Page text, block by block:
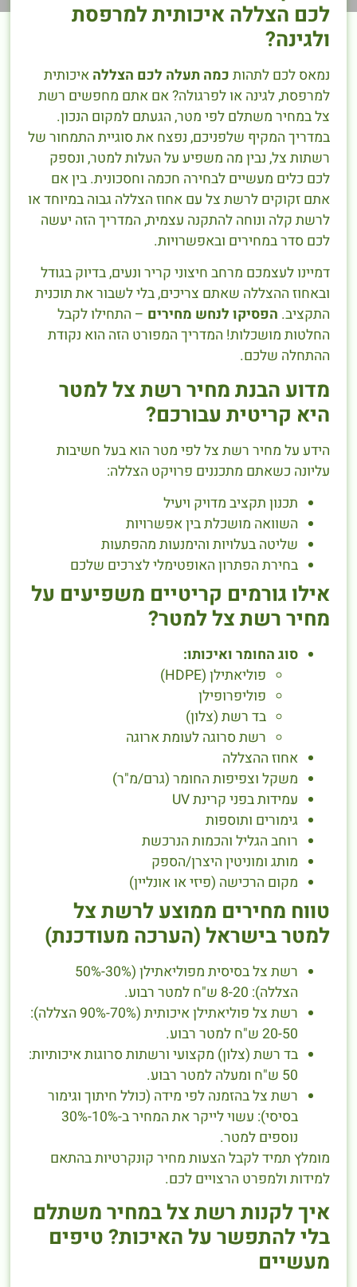
לכם הצללה איכותית למרפסת
ולגינה?
נמאס לכם לתהות כמה תעלה לכם הצללה איכותית
למרפסת, לגינה או לפרגולה? אם אתם מחפשים רשת
צל במחיר משתלם לפי מטר, הגעתם למקום הנכון.
במדריך המקיף שלפניכם, נפצח את סוגיית התמחור של
רשתות צל, נבין מה משפיע על העלות למטר, ונספק
לכם כלים מעשיים לבחירה חכמה וחסכונית. בין אם
אתם זקוקים לרשת צל עם אחוז הצללה גבוה במיוחד או
לרשת קלה ונוחה להתקנה עצמית, המדריך הזה יעשה
לכם סדר במחירים ובאפשרויות.
דמיינו לעצמכם מרחב חיצוני קריר ונעים, בדיוק בגודל
ובאחוז ההצללה שאתם צריכים, בלי לשבור את תוכנית
התקציב. הפסיקו לנחש מחירים – התחילו לקבל
החלטות מושכלות! המדריך המפורט הזה הוא נקודת
ההתחלה שלכם.
מדוע הבנת מחיר רשת צל למטר
היא קריטית עבורכם?
הידע על מחיר רשת צל לפי מטר הוא בעל חשיבות
עליונה כשאתם מתכננים פרויקט הצללה:
תכנון תקציב מדויק ויעיל
השוואה מושכלת בין אפשרויות
שליטה בעלויות והימנעות מהפתעות
בחירת הפתרון האופטימלי לצרכים שלכם
אילו גורמים קריטיים משפיעים על
מחיר רשת צל למטר?
סוג החומר ואיכותו:
פוליאתילן (HDPE)
פוליפרופילן
בד רשת (צלון)
רשת סרוגה לעומת ארוגה
אחוז ההצללה
משקל וצפיפות החומר (גרם/מ"ר)
עמידות בפני קרינת UV
גימורים ותוספות
רוחב הגליל והכמות הנרכשת
מותג ומוניטין היצרן/הספק
מקום הרכישה (פיזי או אונליין)
טווח מחירים ממוצע לרשת צל
למטר בישראל (הערכה מעודכנת)
רשת צל בסיסית מפוליאתילן (30%-50%
הצללה): 8-20 ש"ח למטר רבוע.
רשת צל פוליאתילן איכותית (70%-90% הצללה):
20-50 ש"ח למטר רבוע.
בד רשת (צלון) מקצועי ורשתות סרוגות איכותיות:
50 ש"ח ומעלה למטר רבוע.
רשת צל בהזמנה לפי מידה (כולל חיתוך וגימור
בסיסי): עשוי לייקר את המחיר ב-10%-30%
נוספים למטר.
מומלץ תמיד לקבל הצעות מחיר קונקרטיות בהתאם
למידות ולמפרט הרצויים לכם.
איך לקנות רשת צל במחיר משתלם
בלי להתפשר על האיכות? טיפים
מעשיים